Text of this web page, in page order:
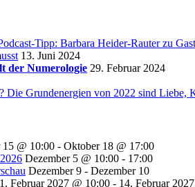
Tipp: Barbara Heider-Rauter zu
13. Juni 2024
der Numerologie 29. Februar 2024
Die Grundenergien von 2022 sind Liebe,
@ 10:00 - Oktober 18 @ 17:00
Dezember 5 @ 10:00 - 17:00
Dezember 9 - Dezember 10
Februar 2027 @ 10:00 - 14. Februar